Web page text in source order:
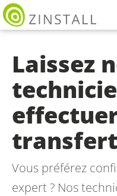
Laissez
Vous préférez
expert ? Nos